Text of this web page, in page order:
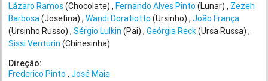
Lázaro Ramos(Chocolate) Fernando Alves Pinto (Lunar) Zezeh
Barbosa(Josefina) Wandi Doratiotto (Ursinho) João França
(Ursinho Russo) Sérgio Lulkin (Pai) Geórgia Reck(Ursa Russa)
Sissi Venturin (Chinesinha)
Direção:
Frederico Pinto José Maia